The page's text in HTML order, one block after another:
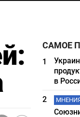
САМОЕ
1
в
2